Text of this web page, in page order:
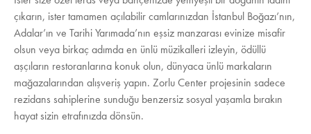
çıkarın, ister tamamen açılabilir camlarınızdan İstanbul Boğazı’nın,
Adalar’ın ve Tarihi Yarımada’nın eşsiz manzarası evinize misafir
olsun veya birkaç adımda en ünlü müzikalleri izleyin, ödüllü
aşçıların restoranlarına konuk olun, dünyaca ünlü markaların
mağazalarından alışveriş yapın. Zorlu Center projesinin sadece
rezidans sahiplerine sunduğu benzersiz sosyal yaşamla bırakın
hayat sizin etrafınızda dönsün.